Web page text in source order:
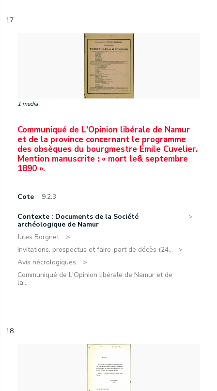
17
1 media
Communiqué de L'Opinion libérale de Namur
et de la province concernant le programme
des obsèques du bourgmestre Émile Cuvelier.
Mention manuscrite : « mort le& septembre
1890 ».
Cote 9.2.3
Contexte : Documents de la Société
archéologique de Namur
Jules Borgnet.
Invitations, prospectus et faire-part de décès (24...
Avis nécrologiques.
Communiqué de L'Opinion libérale de Namur et de
la...
18